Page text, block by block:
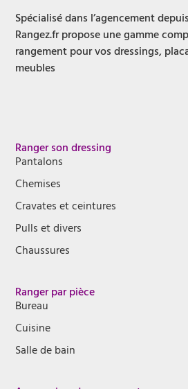
Spécialisé dans l’agencement
Rangez.fr propose une gamme
rangement pour vos dressings,
meubles
Ranger son dressing
Pantalons
Chemises
Cravates et ceintures
Pulls et divers
Chaussures
Ranger par pièce
Bureau
Cuisine
Salle de bain